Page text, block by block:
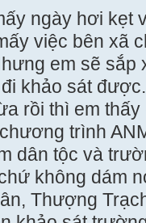
ngày hơi kẹt
việc bên xã
em sẽ
khảo sát được.
rồi thì em
trình
dân tộc và
không dám
Thượng